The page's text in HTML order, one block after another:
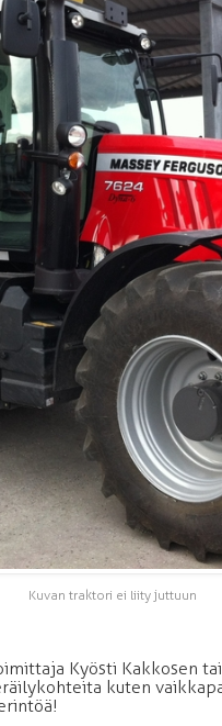
Kuvan traktori ei liity juttuun
Kyösti Kakkosen
kuten